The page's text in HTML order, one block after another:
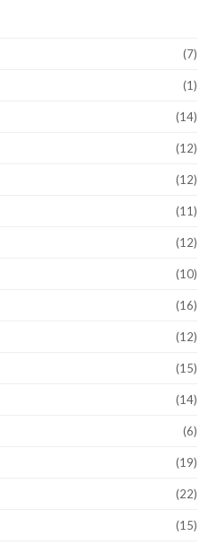
(7)
(1)
(14)
(12)
(12)
(11)
(12)
(10)
(16)
(12)
(15)
(14)
(6)
(19)
(22)
(15)